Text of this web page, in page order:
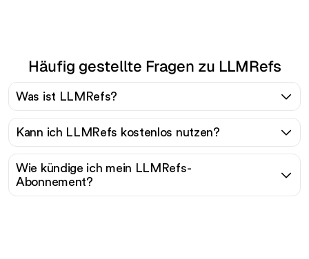
Häufig gestellte Fragen zu LLMRefs
Was ist LLMRefs?
Kann ich LLMRefs kostenlos nutzen?
Wie kündige ich mein LLMRefs-
Abonnement?